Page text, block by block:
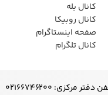
کانال بله
کانال روبیکا
صفحه اینستاگرام
کانال تلگرام
دفتر مرکزی: 02166746200